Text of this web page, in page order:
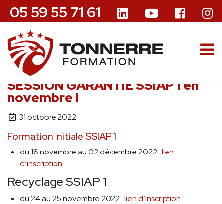
05 59 55 71 61
SESSION GARANTIE SSIAP 1 en
novembre !
31 octobre 2022
Formation initiale SSIAP 1
du 18 novembre au 02 décembre 2022 :lien
d’inscription
Recyclage SSIAP 1
du 24 au 25 novembre 2022 :lien d’inscription